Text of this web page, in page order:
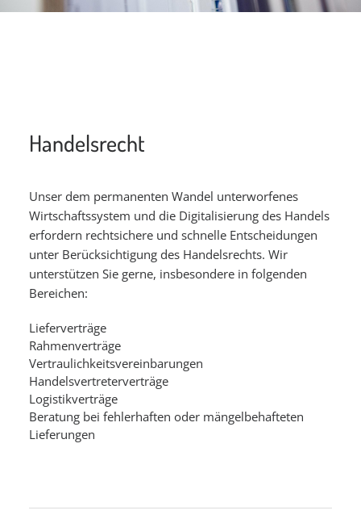
Handelsrecht
Unser dem permanenten Wandel unterworfenes
Wirtschaftssystem und die Digitalisierung des Handels
erfordern rechtsichere und schnelle Entscheidungen
unter Berücksichtigung des Handelsrechts. Wir
unterstützen Sie gerne, insbesondere in folgenden
Bereichen:
Lieferverträge
Rahmenverträge
Vertraulichkeitsvereinbarungen
Handelsvertreterverträge
Logistikverträge
Beratung bei fehlerhaften oder mängelbehafteten
Lieferungen